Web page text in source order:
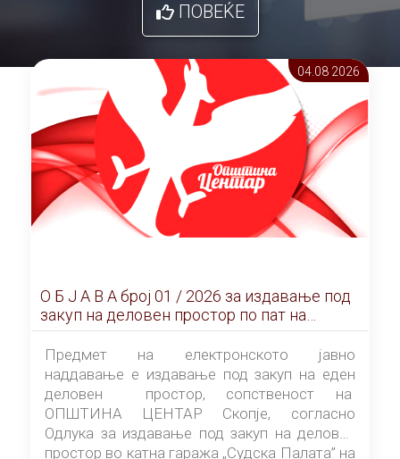
ПОВЕЌЕ
04.08 2026
О Б Ј А В А брoj 01 / 2026 за издавање под
закуп на деловен простор по пат на
ЕЛЕКТРОНСКО ЈАВНО НАДДАВАЊЕ
Предмет на електронското јавно
наддавање е издавање под закуп на еден
деловен простор, сопственост на
ОПШТИНА ЦЕНТАР Скопје, согласно
Одлука за издавање под закуп на деловен
простор во катна гаража „Судска Палата” на